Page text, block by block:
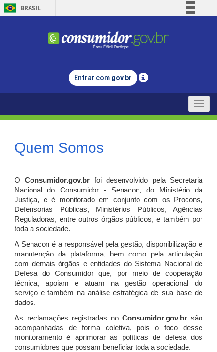
BRASIL
Comunica BR
Legislação
Entrar com gov.br
Toggle
Quem Somos
OConsumidor.gov.br
foi desenvolvido pela Secretaria
Nacional do Consumidor - Senacon, do Ministério da
Justiça, e é monitorado em conjunto com os Procons,
Defensorias Públicas, Ministérios Públicos, Agências
Reguladoras, entre outros órgãos públicos, e também por
toda a sociedade.
A Senacon é a responsável pela gestão, disponibilização e
manutenção da plataforma, bem como pela articulação
com demais órgãos e entidades do Sistema Nacional de
Defesa do Consumidor que, por meio de cooperação
técnica, apoiam e atuam na gestão operacional do
serviço e também na análise estratégica de sua base de
dados.
As reclamações registradas noConsumidor.gov.br são
acompanhadas de forma coletiva, pois o foco desse
monitoramento é aprimorar as políticas de defesa dos
consumidores que possam beneficiar toda a sociedade.